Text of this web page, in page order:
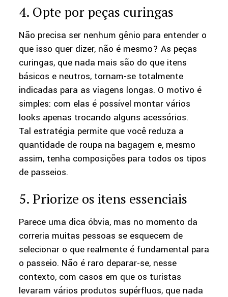
4. Opte por peças curingas
Não precisa ser nenhum gênio para entender o
que isso quer dizer, não é mesmo? As peças
curingas, que nada mais são do que itens
básicos e neutros, tornam-se totalmente
indicadas para as viagens longas. O motivo é
simples: com elas é possível montar vários
looks apenas trocando alguns acessórios.
Tal estratégia permite que você reduza a
quantidade de roupa na bagagem e, mesmo
assim, tenha composições para todos os tipos
de passeios.
5. Priorize os itens essenciais
Parece uma dica óbvia, mas no momento da
correria muitas pessoas se esquecem de
selecionar o que realmente é fundamental para
o passeio. Não é raro deparar-se, nesse
contexto, com casos em que os turistas
levaram vários produtos supérfluos, que nada